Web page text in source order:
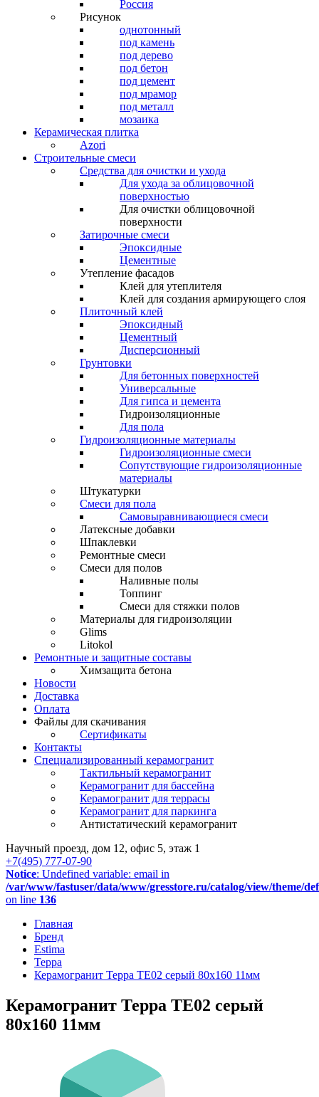
Россия
Рисунок
однотонный
под камень
под дерево
под бетон
под цемент
под мрамор
под металл
мозаика
Керамическая плитка
Azori
Строительные смеси
Средства для очистки и ухода
Для ухода за облицовочной
поверхностью
Для очистки облицовочной
поверхности
Затирочные смеси
Эпоксидные
Цементные
Утепление фасадов
Клей для утеплителя
Клей для создания армирующего слоя
Плиточный клей
Эпоксидный
Цементный
Дисперсионный
Грунтовки
Для бетонных поверхностей
Универсальные
Для гипса и цемента
Гидроизоляционные
Для пола
Гидроизоляционные материалы
Гидроизоляционные смеси
Сопутствующие гидроизоляционные
материалы
Штукатурки
Смеси для пола
Самовыравнивающиеся смеси
Латексные добавки
Шпаклевки
Ремонтные смеси
Смеси для полов
Наливные полы
Топпинг
Смеси для стяжки полов
Материалы для гидроизоляции
Glims
Litokol
Ремонтные и защитные составы
Химзащита бетона
Новости
Доставка
Оплата
Файлы для скачивания
Сертификаты
Контакты
Специализированный керамогранит
Тактильный керамогранит
Керамогранит для бассейна
Керамогранит для террасы
Керамогранит для паркинга
Антистатический керамогранит
Научный проезд, дом 12, офис 5, этаж 1
+7(495) 777-07-90
Notice: Undefined variable: email in
/var/www/fastuser/data/www/gresstore.ru/catalog/view/theme/
on line 136
Главная
Бренд
Estima
Терра
Керамогранит Терра TE02 серый 80x160 11мм
Керамогранит Терра TE02 серый
80x160 11мм